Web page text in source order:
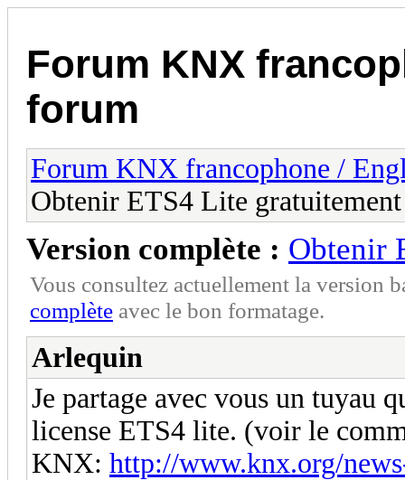
Forum KNX
forum
Forum KNX francophone /
Obtenir ETS4 Lite gratuitement
Version complète : Obtenir
Vous consultez actuellement la version
complète avec le bon formatage.
Arlequin
Je partage avec vous un tuyau
license ETS4 lite. (voir le
KNX: http://www.knx.org/